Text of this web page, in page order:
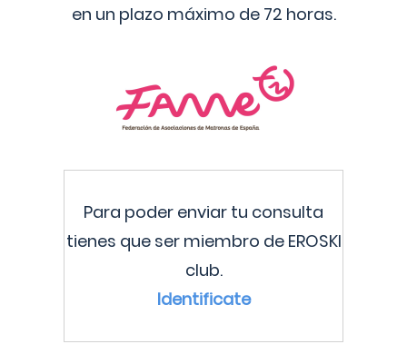
en un plazo máximo de 72 horas.
Para poder enviar tu consulta
tienes que ser miembro de EROSKI
club.
Identificate